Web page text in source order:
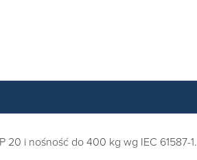
20 i nośność do 400 kg wg IEC 61587-1.